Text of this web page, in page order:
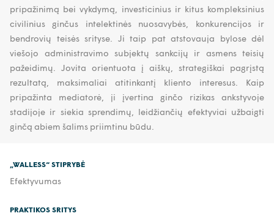
pripažinimą bei vykdymą, investicinius ir kitus kompleksinius
civilinius ginčus intelektinės nuosavybės, konkurencijos ir
bendrovių teisės srityse. Ji taip pat atstovauja bylose dėl
viešojo administravimo subjektų sankcijų ir asmens teisių
pažeidimų. Jovita orientuota į aiškų, strategiškai pagrįstą
rezultatą, maksimaliai atitinkantį kliento interesus. Kaip
pripažinta mediatorė, ji įvertina ginčo rizikas ankstyvoje
stadijoje ir siekia sprendimų, leidžiančių efektyviai užbaigti
ginčą abiem šalims priimtinu būdu.
„WALLESS“ STIPRYBĖ
Efektyvumas
PRAKTIKOS SRITYS